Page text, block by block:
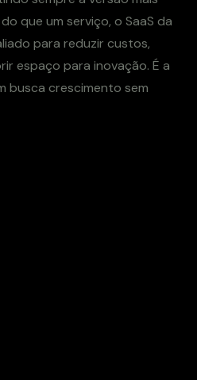
que um serviço, o SaaS da
para reduzir custos,
espaço para inovação. É a
busca crescimento sem